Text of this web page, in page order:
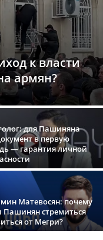
к власти
армян?
для Пашиняна
в первую
— гарантия личной
Матевосян: почему
Пашинян стремиться
от Мегри?